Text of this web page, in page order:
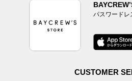
パスワードレ
CUSTOMER